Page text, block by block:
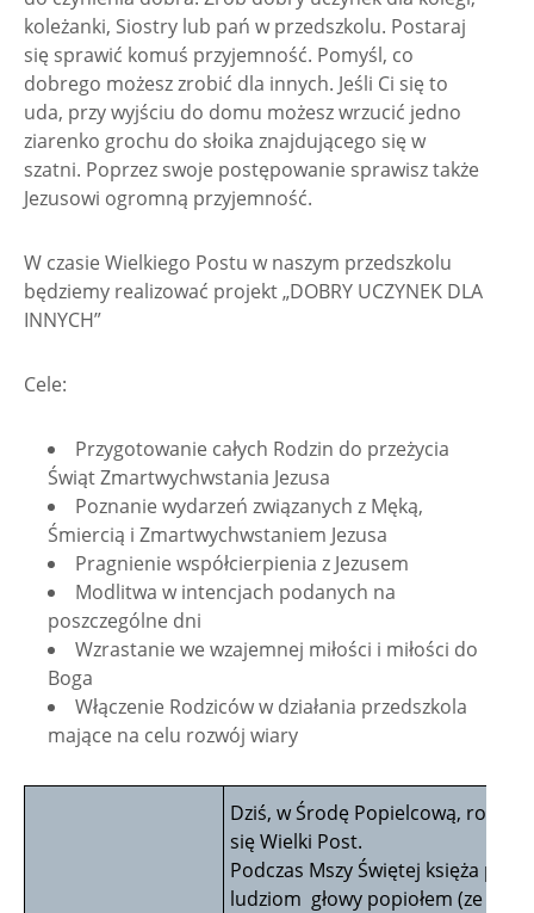
koleżanki, Siostry lub pań w przedszkolu. Postaraj
się sprawić komuś przyjemność. Pomyśl, co
dobrego możesz zrobić dla innych. Jeśli Ci się to
uda, przy wyjściu do domu możesz wrzucić jedno
ziarenko grochu do słoika znajdującego się w
szatni. Poprzez swoje postępowanie sprawisz także
Jezusowi ogromną przyjemność.
W czasie Wielkiego Postu w naszym przedszkolu
będziemy realizować projekt „DOBRY UCZYNEK DLA
INNYCH”
Cele:
Przygotowanie całych Rodzin do przeżycia
Świąt Zmartwychwstania Jezusa
Poznanie wydarzeń związanych z Męką,
Śmiercią i Zmartwychwstaniem Jezusa
Pragnienie współcierpienia z Jezusem
Modlitwa w intencjach podanych na
poszczególne dni
Wzrastanie we wzajemnej miłości i miłości do
Boga
Włączenie Rodziców w działania przedszkola
mające na celu rozwój wiary
Dziś, w Środę Popielcową,
się Wielki Post.
Podczas Mszy Świętej księża
ludziom głowy popiołem (ze